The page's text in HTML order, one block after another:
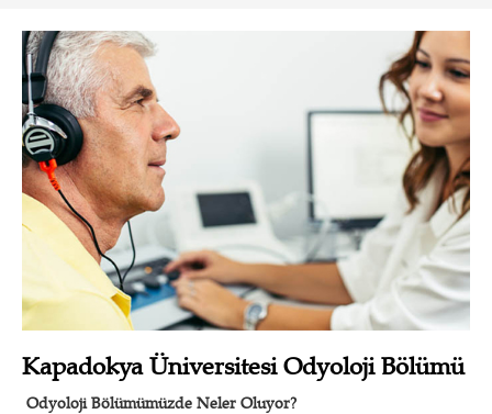
Kapadokya Üniversitesi Odyoloji Bölümü
Odyoloji Bölümümüzde Neler Oluyor?